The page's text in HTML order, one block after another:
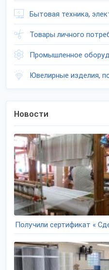
Бытовая техника,
Товары личного
Промышленное
Ювелирные изделия,
Новости
Получили сертификат «